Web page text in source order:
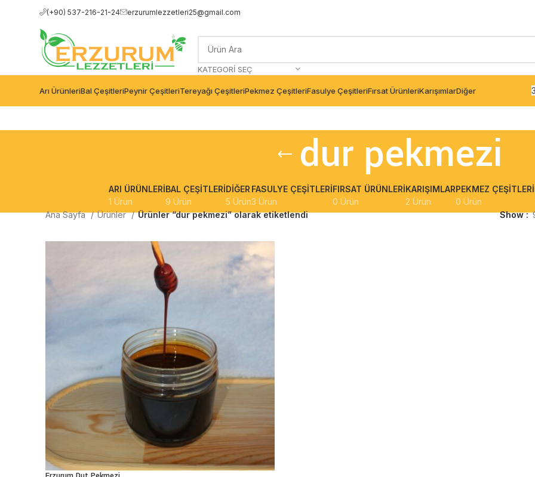
(+90) 537-216-21-24 erzurumlezzetleri25@gmail.com
KATEGORI SEÇ
Arı ÜrünleriBal ÇeşitleriPeynir ÇeşitleriTereyağı ÇeşitleriPekmez ÇeşitleriFasulye ÇeşitleriFırsat ÜrünleriKarışımlarDiğer
dur pekmezi
ARI ÜRÜNLERI
1 Ürün
BAL ÇEŞITLERI
9 Ürün
DIĞER
5 Ürün
FASULYE ÇEŞITLERI
3 Ürün
FIRSAT ÜRÜNLERI
0 Ürün
KARIŞIMLAR
2 Ürün
PEKMEZ ÇEŞITLERI
0 Ürün
Ana Sayfa
Ürünler Ürünler “dur pekmezi” olarak etiketlendi Show